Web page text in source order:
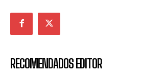
RECOMENDADOS EDITOR